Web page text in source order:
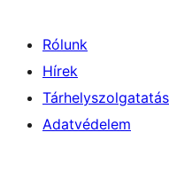
Rólunk
Hírek
Tárhelyszolgatatás
Adatvédelem